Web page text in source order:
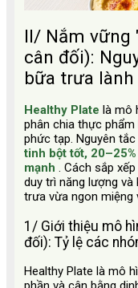
II/ Nắm vững
cân đối):
bữa trưa lành
Healthy Plate là mô
phân chia thực
phức tạp. Nguyên
tinh bột tốt,
mạnh . Cách sắp
duy trì năng lượng và
trưa vừa ngon miệng
1/ Giới thiệu mô
đối): Tỷ lệ các
Healthy Plate là mô